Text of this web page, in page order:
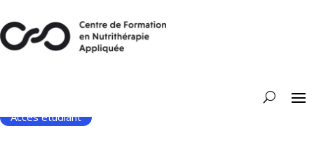
Accès étudiant